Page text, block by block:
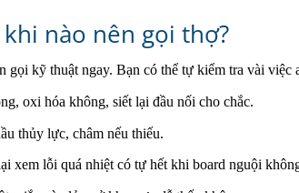
nào nên gọi thợ?
gọi kỹ thuật ngay. Bạn có thể tự kiểm tra vài việc
oxi hóa không, siết lại đầu nối cho chắc.
thủy lực, châm nếu thiếu.
xem lỗi quá nhiệt có tự hết khi board nguội